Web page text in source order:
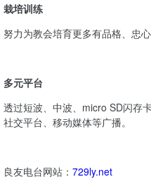
栽培训练
努力为教会培育更多有品格、忠
多元平台
透过短波、中波、micro SD闪存
社交平台、移动媒体等广播。
良友电台网站： 729ly.net